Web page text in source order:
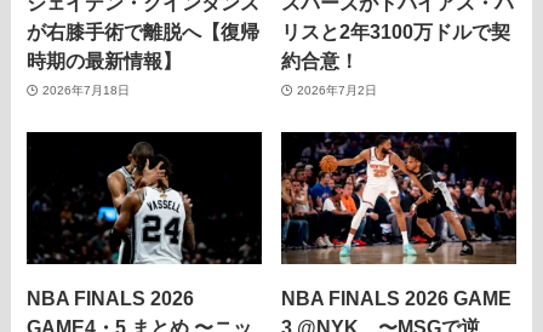
が右膝手術で離脱へ【復帰
時期の最新情報】
2026年7月18日
リスと2年3100万ドルで契
約合意！
2026年7月2日
NBA FINALS 2026
GAME4・5 まとめ 〜ニッ
NBA FINALS 2026 GAME
3 @NYK 〜MSGで逆